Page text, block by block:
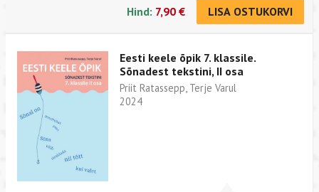
Hind: 7,90 € LISA OSTUKORVI
Eesti keele õpik 7. klassile.
Sõnadest tekstini, II osa
Priit Ratassepp, Terje Varul
2024